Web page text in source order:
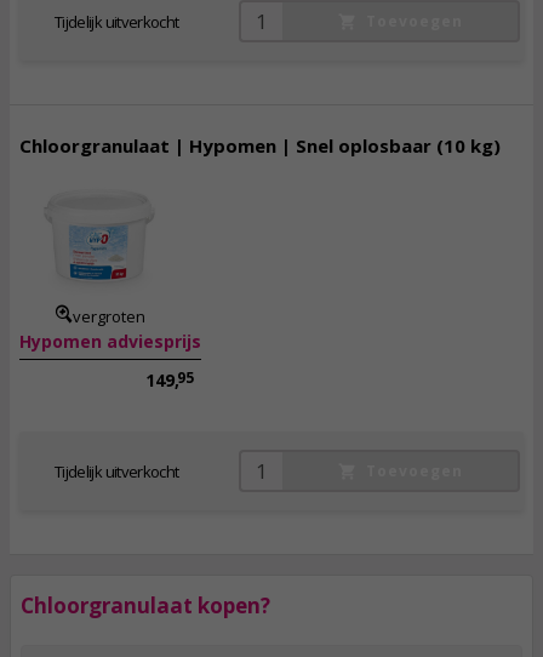
Tijdelijk uitverkocht
Chloorgranulaat | Hypomen | Snel oplosbaar (10 kg)
vergroten
Hypomen adviesprijs
149,95
Tijdelijk uitverkocht
Chloorgranulaat kopen?